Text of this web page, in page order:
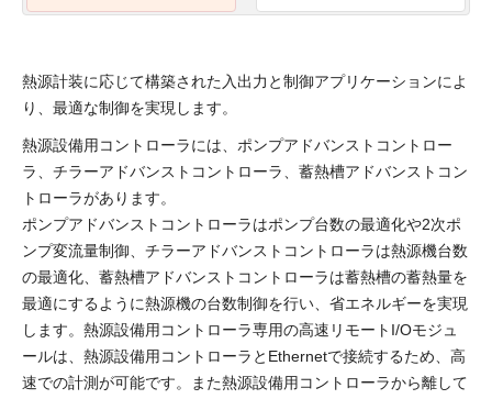
熱源計装に応じて構築された入出力と制御アプリケーションによ
り、最適な制御を実現します。
熱源設備用コントローラには、ポンプアドバンストコントロー
ラ、チラーアドバンストコントローラ、蓄熱槽アドバンストコン
トローラがあります。
ポンプアドバンストコントローラはポンプ台数の最適化や2次ポ
ンプ変流量制御、チラーアドバンストコントローラは熱源機台数
の最適化、蓄熱槽アドバンストコントローラは蓄熱槽の蓄熱量を
最適にするように熱源機の台数制御を行い、省エネルギーを実現
します。熱源設備用コントローラ専用の高速リモートI/Oモジュ
ールは、熱源設備用コントローラとEthernetで接続するため、高
速での計測が可能です。また熱源設備用コントローラから離して